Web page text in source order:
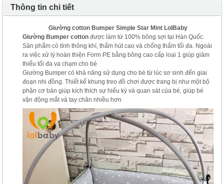
Thông tin chi tiết
Giường cotton Bumper Simple Star Mint LolBaby
Giường Bumper cotton được làm từ 100% bông sợi tại Hàn Quốc.
Sản phẩm có tính thông khí, thấm hút cao và chống thấm tối đa. Ngoài
ra việc xử lý hoàn thiện Form PE bằng bông cao cấp loại 1 giúp giảm
thiểu tối đa va chạm cho bé
Giường Bumper có khả năng sử dụng cho bé từ lúc sơ sinh đến giai
đoạn nhi đồng. Thiết kế khung treo đồ chơi được trang bị như một bộ
phận cơ bản giúp kích thích sự hiếu kỳ và quan sát của bé, giúp bé
vận động mắt và tay chân nhiều hơn